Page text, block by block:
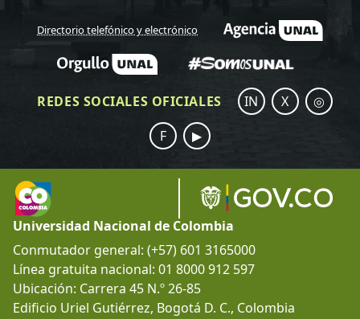
Directorio telefónico y electrónico
REDES SOCIALES OFICIALES IN X
◎
F
▶
Universidad Nacional de Colombia
Conmutador general: (+57) 601 3165000
Línea gratuita nacional: 01 8000 912 597
Ubicación: Carrera 45 N.º 26-85
Edificio Uriel Gutiérrez, Bogotá D. C., Colombia